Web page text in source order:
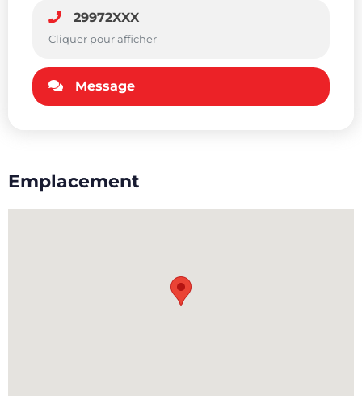
29972XXX
Cliquer pour afficher
Message
Emplacement